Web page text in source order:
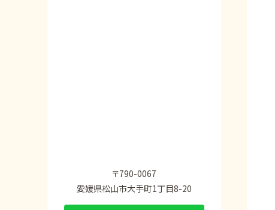
〒790-0067
愛媛県松山市大手町1丁目8-20